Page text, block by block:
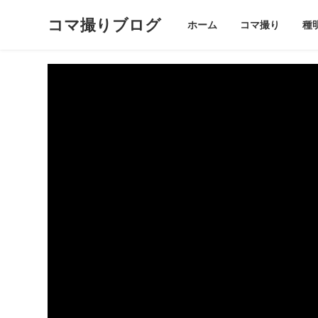
コマ撮りブログ ホーム コマ撮り 種